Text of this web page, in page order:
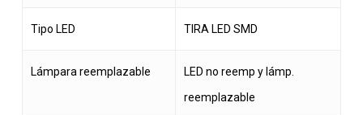
Tipo LED TIRA LED SMD
Lámpara reemplazable
LED no reemp y lámp.
reemplazable